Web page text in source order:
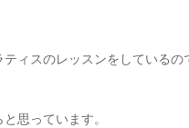
ィスのレッスンをしている
思っています。